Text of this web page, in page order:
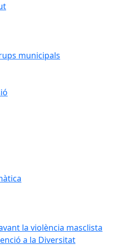
municipals
la violència masclista
a la Diversitat